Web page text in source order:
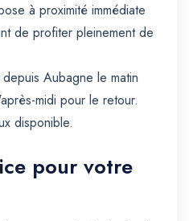
à proximité immédiate
de profiter pleinement de
Aubagne le matin
midi pour le retour.
disponible.
pour votre